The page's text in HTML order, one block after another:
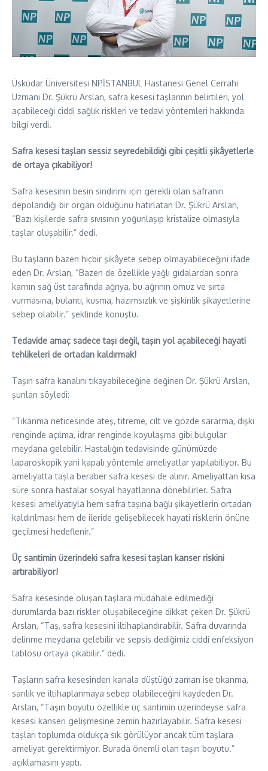
Üsküdar Üniversitesi NPİSTANBUL Hastanesi Genel Cerrahi
Uzmanı Dr. Şükrü Arslan, safra kesesi taşlarının belirtileri, yol
açabileceği ciddi sağlık riskleri ve tedavi yöntemleri hakkında
bilgi verdi.
Safra kesesi taşları sessiz seyredebildiği gibi çeşitli şikâyetlerle
de ortaya çıkabiliyor!
Safra kesesinin besin sindirimi için gerekli olan safranın
depolandığı bir organ olduğunu hatırlatan Dr. Şükrü Arslan,
“Bazı kişilerde safra sıvısının yoğunlaşıp kristalize olmasıyla
taşlar oluşabilir.” dedi.
Bu taşların bazen hiçbir şikâyete sebep olmayabileceğini ifade
eden Dr. Arslan, “Bazen de özellikle yağlı gıdalardan sonra
karnın sağ üst tarafında ağrıya, bu ağrının omuz ve sırta
vurmasına, bulantı, kusma, hazımsızlık ve şişkinlik şikayetlerine
sebep olabilir.” şeklinde konuştu.
Tedavide amaç sadece taşı değil, taşın yol açabileceği hayati
tehlikeleri de ortadan kaldırmak!
Taşın safra kanalını tıkayabileceğine değinen Dr. Şükrü Arslan,
şunları söyledi:
“Tıkanma neticesinde ateş, titreme, cilt ve gözde sararma, dışkı
renginde açılma, idrar renginde koyulaşma gibi bulgular
meydana gelebilir. Hastalığın tedavisinde günümüzde
laparoskopik yani kapalı yöntemle ameliyatlar yapılabiliyor. Bu
ameliyatta taşla beraber safra kesesi de alınır. Ameliyattan kısa
süre sonra hastalar sosyal hayatlarına dönebilirler. Safra
kesesi ameliyatıyla hem safra taşına bağlı şikayetlerin ortadan
kaldırılması hem de ileride gelişebilecek hayati risklerin önüne
geçilmesi hedeflenir.”
Üç santimin üzerindeki safra kesesi taşları kanser riskini
artırabiliyor!
Safra kesesinde oluşan taşlara müdahale edilmediği
durumlarda bazı riskler oluşabileceğine dikkat çeken Dr. Şükrü
Arslan, “Taş, safra kesesini iltihaplandırabilir. Safra duvarında
delinme meydana gelebilir ve sepsis dediğimiz ciddi enfeksiyon
tablosu ortaya çıkabilir.” dedi.
Taşların safra kesesinden kanala düştüğü zaman ise tıkanma,
sarılık ve iltihaplanmaya sebep olabileceğini kaydeden Dr.
Arslan, “Taşın boyutu özellikle üç santimin üzerindeyse safra
kesesi kanseri gelişmesine zemin hazırlayabilir. Safra kesesi
taşları toplumda oldukça sık görülüyor ancak tüm taşlara
ameliyat gerektirmiyor. Burada önemli olan taşın boyutu.”
açıklamasını yaptı.